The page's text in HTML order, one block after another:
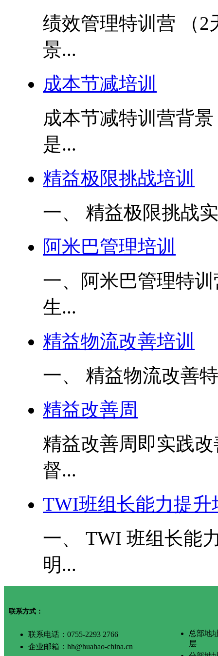
绩效管理特训营 （2
景...
成本节减培训
成本节减特训营背
是...
精益极限挑战培训
一、 精益极限挑战
阿米巴管理培训
一、阿米巴管理特
生...
精益物流改善培训
一、 精益物流改善
精益改善周
精益改善周即实践
督...
TWI班组长能力提升
一、 TWI 班组长能
明...
联系方式：
联系电话：0755-2293 2766
企业邮箱：hh@huahao-china.cn
总部地
层